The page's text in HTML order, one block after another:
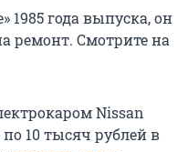
1985 года выпуска, он
ремонт. Смотрите на
Nissan
10 тысяч рублей в